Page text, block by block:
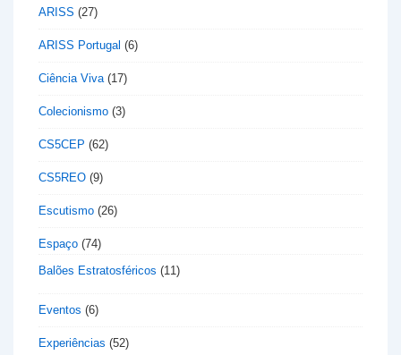
ARISS (27)
ARISS Portugal (6)
Ciência Viva(17)
Colecionismo (3)
CS5CEP (62)
CS5REO (9)
Escutismo (26)
Espaço (74)
Balões Estratosféricos (11)
Eventos (6)
Experiências (52)